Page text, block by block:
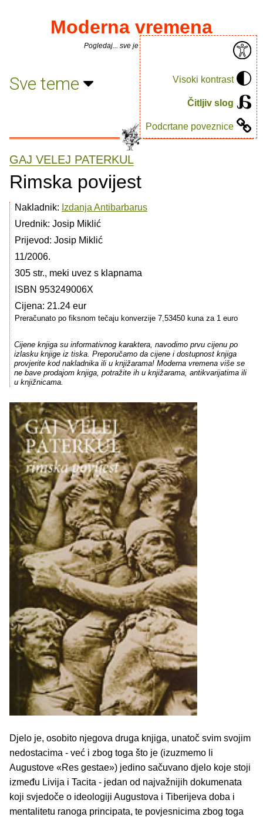
Visoki kontrast
Čitljiv slog
Podcrtane poveznice
Moderna vremena
Pogledaj... sve je puno knjiga.
Sve teme
GAJ VELEJ PATERKUL
Rimska povijest
Nakladnik: Izdanja Antibarbarus
Urednik: Josip Miklić
Prijevod: Josip Miklić
11/2006.
305 str., meki uvez s klapnama
ISBN 953249006X
Cijena: 21.24 eur
Preračunato po fiksnom tečaju konverzije 7,53450 kuna za 1 euro
Cijene knjiga su informativnog karaktera, navodimo prvu cijenu po
izlasku knjige iz tiska. Preporučamo da cijene i dostupnost knjiga
provjerite kod nakladnika ili u knjižarama! Moderna vremena više se
ne bave prodajom knjiga, potražite ih u knjižarama, antikvarijatima ili
u knjižnicama.
Djelo je, osobito njegova druga knjiga, unatoč svim svojim
nedostacima - već i zbog toga što je (izuzmemo li
Augustove «Res gestae») jedino sačuvano djelo koje stoji
između Livija i Tacita - jedan od najvažnijih dokumenata
koji svjedoče o ideologiji Augustova i Tiberijeva doba i
mentalitetu ranoga principata, te povjesnicima zbog toga